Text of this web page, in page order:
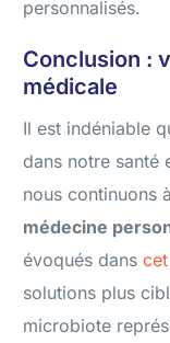
personnalisés.
Conclusion :
médicale
Il est indéniable
dans notre santé
nous continuons
médecine
évoqués dans
solutions plus
microbiote